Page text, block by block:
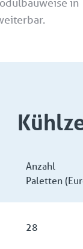
Anzahl
Paletten
28